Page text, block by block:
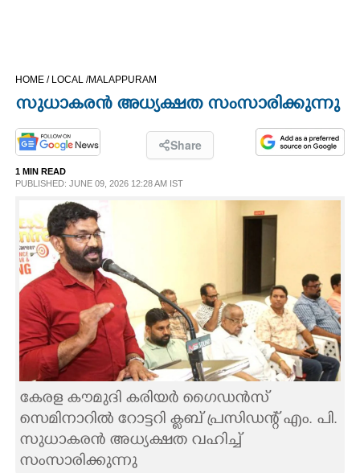
OPINION
PHOTOS
LIFESTYLE
SPIRITUAL
INFO+
ART
ASTRO
CARTOONS
HOME / LOCAL /MALAPPURAM
സുധാകരൻ അധ്യക്ഷത സംസാരിക്കുന്നു
Share
1 MIN READ
PUBLISHED: JUNE 09, 2026 12:28 AM IST
കേരള കൗമുദി കരിയർ ഗൈഡൻസ്
സെമിനാറിൽ റോട്ടറി ക്ലബ്‌ പ്രസിഡന്റ് എം. പി.
സുധാകരൻ അധ്യക്ഷത വഹിച്ച്
സംസാരിക്കുന്നു